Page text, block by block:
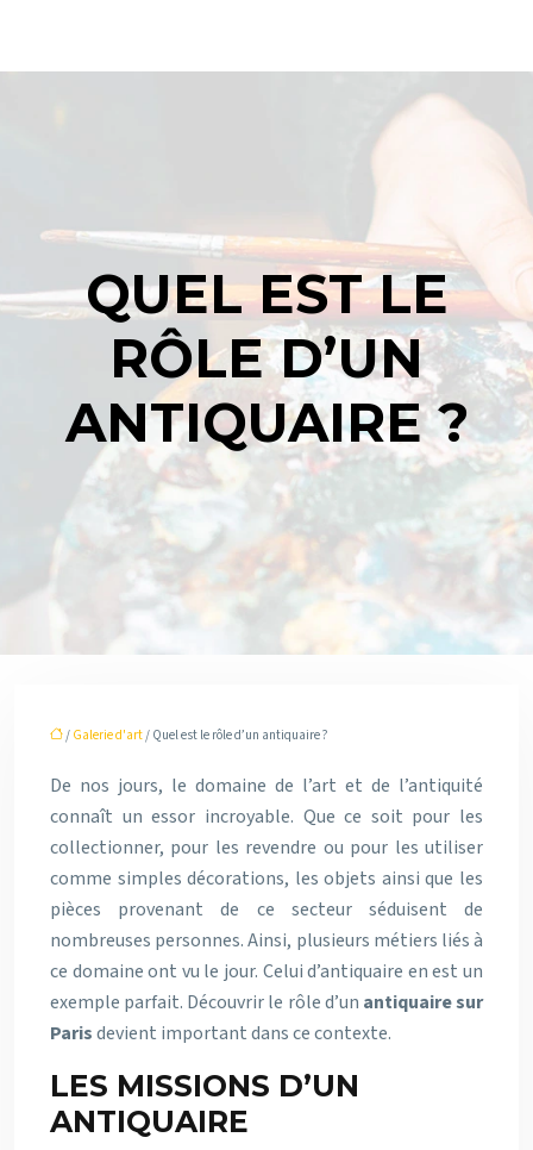
QUEL EST LE
RÔLE D’UN
ANTIQUAIRE ?
/ Galerie d'art/ Quel est le rôle d’un antiquaire ?
De nos jours, le domaine de l’art et de l’antiquité
connaît un essor incroyable. Que ce soit pour les
collectionner, pour les revendre ou pour les utiliser
comme simples décorations, les objets ainsi que les
pièces provenant de ce secteur séduisent de
nombreuses personnes. Ainsi, plusieurs métiers liés à
ce domaine ont vu le jour. Celui d’antiquaire en est un
exemple parfait. Découvrir le rôle d’un antiquaire sur
Parisdevient important dans ce contexte.
LES MISSIONS D’UN
ANTIQUAIRE